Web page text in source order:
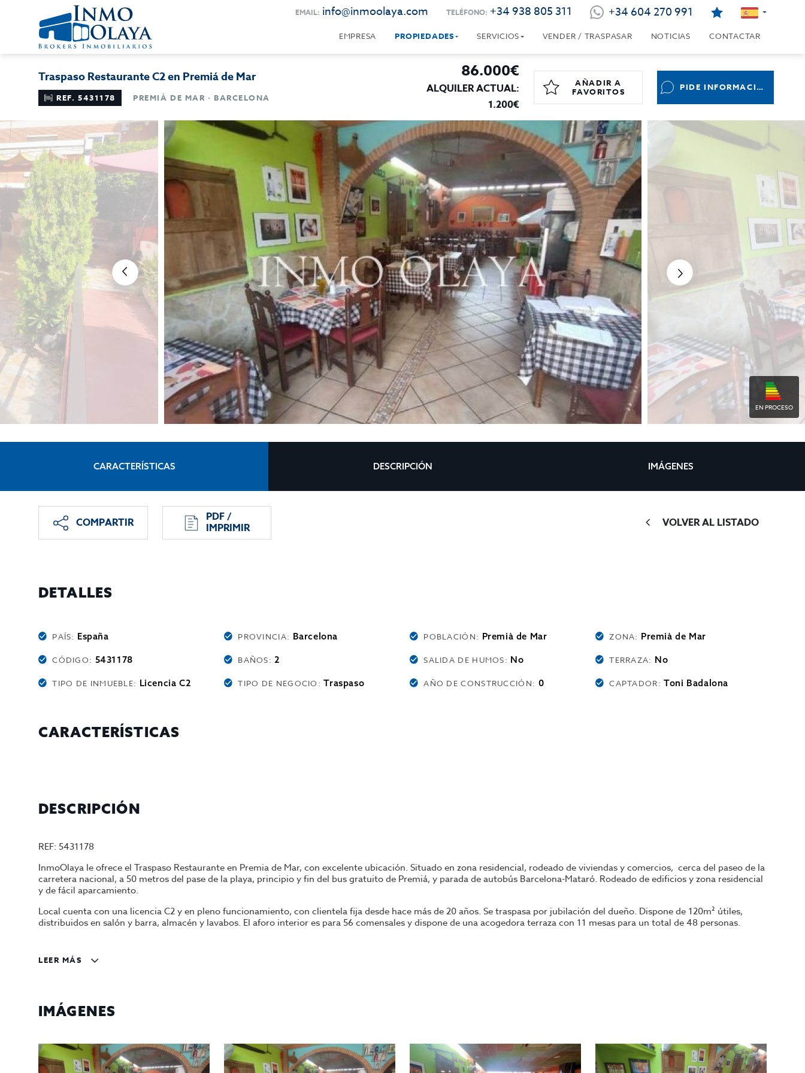
EMAIL: info@inmoolaya.com TELÉFONO: +34 938 805 311 +34 604 270 991
EMPRESA PROPIEDADES SERVICIOS VENDER / TRASPASAR NOTICIAS CONTACTAR
Traspaso Restaurante C2 en Premiá de Mar
REF. 5431178 PREMIÀ DE MAR · BARCELONA
86.000€
ALQUILER ACTUAL:
1.200€
AÑADIR A
FAVORITOS
PIDE INFORMACIÓN
EN PROCESO
CARACTERÍSTICAS DESCRIPCIÓN IMÁGENES
COMPARTIR PDF /
IMPRIMIR VOLVER AL LISTADO
DETALLES
PAÍS: España PROVINCIA: Barcelona POBLACIÓN: Premià de Mar ZONA: Premià de Mar
CÓDIGO: 5431178 BAÑOS:2 SALIDA DE HUMOS: No TERRAZA: No
TIPO DE INMUEBLE: Licencia C2 TIPO DE NEGOCIO:Traspaso AÑO DE CONSTRUCCIÓN: 0 CAPTADOR:Toni Badalona
CARACTERÍSTICAS
DESCRIPCIÓN
REF: 5431178
InmoOlaya le ofrece el Traspaso Restaurante en Premia de Mar, con excelente ubicación. Situado en zona residencial, rodeado de viviendas y comercios, cerca del paseo de la
carretera nacional, a 50 metros del pase de la playa, principio y fin del bus gratuito de Premiá, y parada de autobús Barcelona-Mataró. Rodeado de edificios y zona residencial
y de fácil aparcamiento.
Local cuenta con una licencia C2 y en pleno funcionamiento, con clientela fija desde hace más de 20 años. Se traspasa por jubilación del dueño. Dispone de 120m² útiles,
distribuidos en salón y barra, almacén y lavabos. El aforo interior es para 56 comensales y dispone de una acogedora terraza con 11 mesas para un total de 48 personas.
temperatura, congelador horizontal, horno de convección 6 bandejas, vitrina expositora con conservación de temperatura, batidora y amasadora industrial, gratinadora, 2
bajos mostradores de 2 y 3 puertas, botellero barra, mueble frío, vitrina expositora, friegaplatos industrial, lavavajillas, 2 aires acondicionados, proyector, TV, ordenador con
Contáctenos para más información y/o agendar una cita en nuestras oficinas.
Agencia líder en traspasos de hotelería, póngase en contacto con nosotros, o visite nuestro portal; encontrará la mayor selección de restaurantes y negocios de hostelería en
traspaso de Barcelona. Un asesor le acompañara en todo el proceso, ahorrando tiempo y seleccionando los mejores negocios para su proyecto
LEER MÁS
IMÁGENES